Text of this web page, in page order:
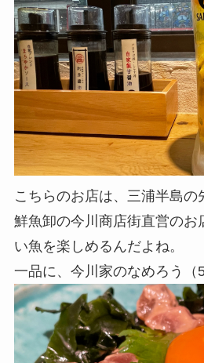
こちらのお店は、三浦半島の
鮮魚卸の今川商店街直営のお
い魚を楽しめるんだよね。
一品に、 今川家のなめろう（